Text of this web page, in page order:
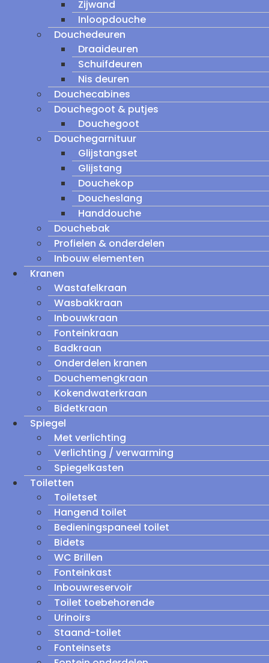
Zijwand
Inloopdouche
Douchedeuren
Draaideuren
Schuifdeuren
Nis deuren
Douchecabines
Douchegoot & putjes
Douchegoot
Douchegarnituur
Glijstangset
Glijstang
Douchekop
Doucheslang
Handdouche
Douchebak
Profielen & onderdelen
Inbouw elementen
Kranen
Wastafelkraan
Wasbakkraan
Inbouwkraan
Fonteinkraan
Badkraan
Onderdelen kranen
Douchemengkraan
Kokendwaterkraan
Bidetkraan
Spiegel
Met verlichting
Verlichting / verwarming
Spiegelkasten
Toiletten
Toiletset
Hangend toilet
Bedieningspaneel toilet
Bidets
WC Brillen
Fonteinkast
Inbouwreservoir
Toilet toebehorende
Urinoirs
Staand-toilet
Fonteinsets